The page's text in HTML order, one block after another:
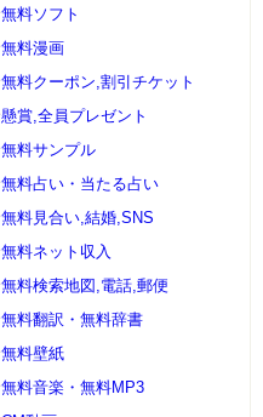
無料ソフト
無料漫画
無料クーポン,割引チケット
懸賞,全員プレゼント
無料サンプル
無料占い・当たる占い
無料見合い,結婚,SNS
無料ネット収入
無料検索地図,電話,郵便
無料翻訳・無料辞書
無料壁紙
無料音楽・無料MP3